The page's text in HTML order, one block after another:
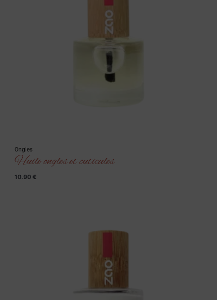
Ongles
Huile ongles et cuticules
10.90 €